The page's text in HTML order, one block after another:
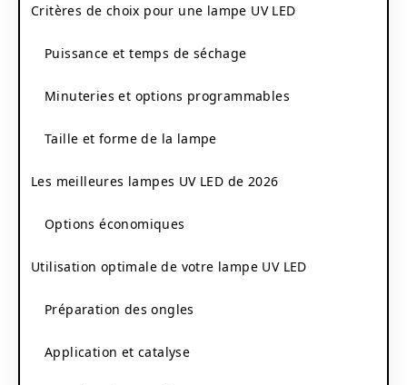
Critères de choix pour une lampe UV LED
Puissance et temps de séchage
Minuteries et options programmables
Taille et forme de la lampe
Les meilleures lampes UV LED de 2026
Options économiques
Utilisation optimale de votre lampe UV LED
Préparation des ongles
Application et catalyse